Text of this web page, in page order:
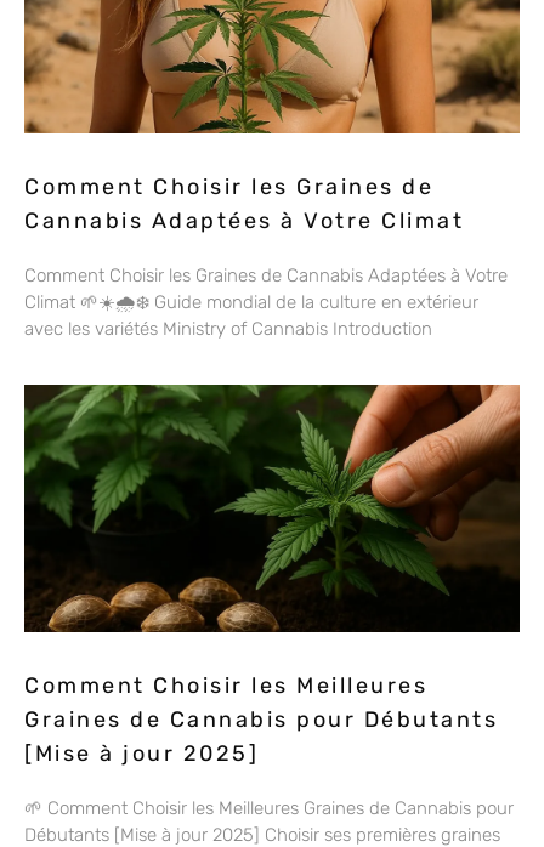
Comment Choisir les Graines de
Cannabis Adaptées à Votre Climat
Comment Choisir les Graines de Cannabis Adaptées à Votre
Climat 🌱☀️🌧️❄️ Guide mondial de la culture en extérieur
avec les variétés Ministry of Cannabis Introduction
Comment Choisir les Meilleures
Graines de Cannabis pour Débutants
[Mise à jour 2025]
🌱 Comment Choisir les Meilleures Graines de Cannabis pour
Débutants [Mise à jour 2025] Choisir ses premières graines